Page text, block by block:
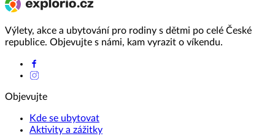
Výlety, akce a ubytování pro rodiny s dětmi po celé České
republice. Objevujte s námi, kam vyrazit o víkendu.
Objevujte
Kde se ubytovat
Aktivity a zážitky